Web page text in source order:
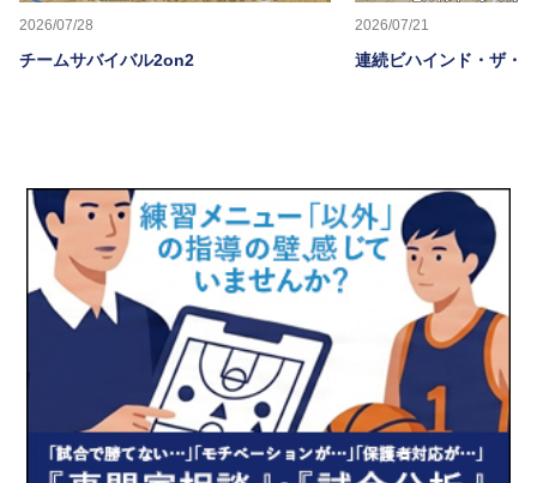
2026/07/28
チームサバイバル2on2
2026/07/21
連続ビハインド・ザ・